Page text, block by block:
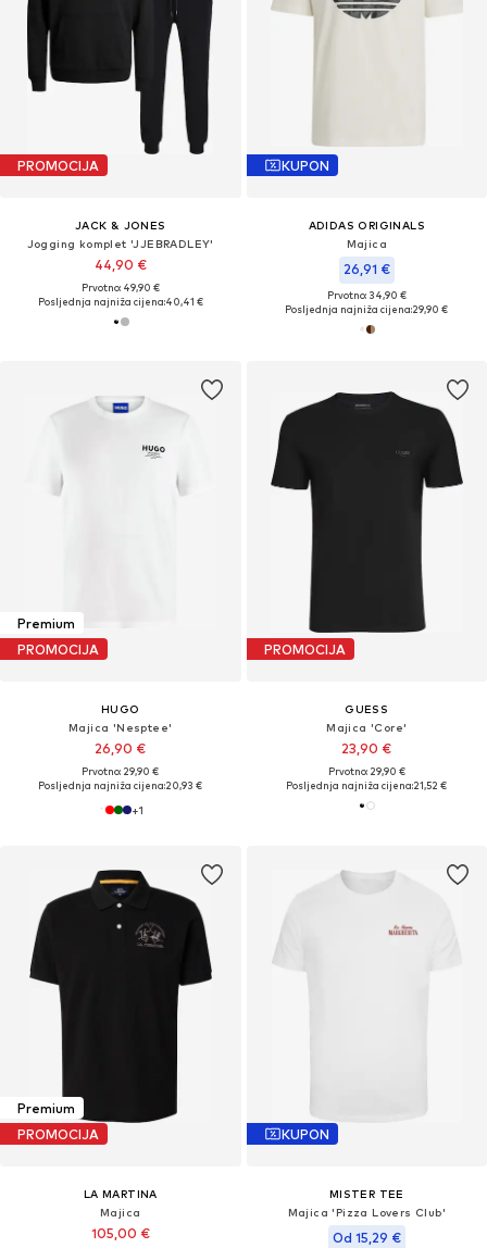
PROMOCIJA
JACK & JONES
Jogging komplet 'JJEBRADLEY'
44,90 €
Prvotno: 49,90 €
Posljednja najniža cijena:40,41 €
KUPON
ADIDAS ORIGINALS
Majica
26,91 €
Prvotno: 34,90 €
Posljednja najniža cijena:29,90 €
Premium
PROMOCIJA
HUGO
Majica 'Nesptee'
26,90 €
Prvotno: 29,90 €
Posljednja najniža cijena:20,93 €
+1
PROMOCIJA
GUESS
Majica 'Core'
23,90 €
Prvotno: 29,90 €
Posljednja najniža cijena:21,52 €
Premium
PROMOCIJA
LA MARTINA
Majica
105,00 €
KUPON
MISTER TEE
Majica 'Pizza Lovers Club'
Od 15,29 €